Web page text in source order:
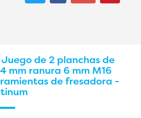
Juego de 2 planchas de
mm ranura 6 mm M16
de fresadora -